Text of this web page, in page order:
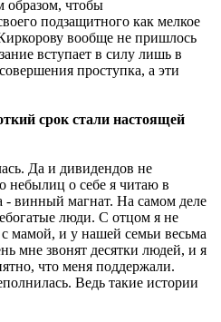
образом, чтобы
подзащитного как мелкое
вообще не пришлось
вступает в силу лишь в
проступка, а эти
срок стали настоящей
Да и дивидендов не
небылиц о себе я читаю в
винный магнат. На самом деле
люди. С отцом я не
мамой, и у нашей семьи весьма
мне звонят десятки людей, и я
что меня поддержали.
Ведь такие истории